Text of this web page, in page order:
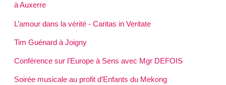
à Auxerre
L’amour dans la vérité - Caritas in Veritate
Tim Guénard à Joigny
Conférence sur l’Europe à Sens avec Mgr DEFOIS
Soirée musicale au profit d’Enfants du Mekong